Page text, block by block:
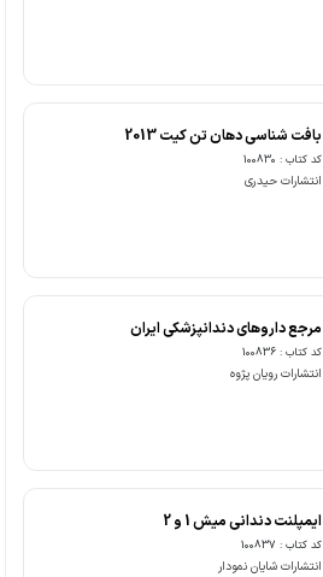
بافت شناسی دهان تن کیت 2013
کد کتاب : 100830
انتشارات حیدری
مرجع داروهای دندانپزشکی ایران
کد کتاب : 100836
انتشارات رویان پژوه
ایمپلنت دندانی میش 1 و 2
کد کتاب : 100837
انتشارات شایان نمودار